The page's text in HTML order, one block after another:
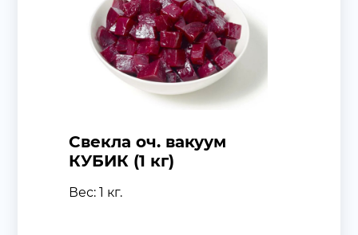
Свекла оч. вакуум
КУБИК (1 кг)
Вес: 1 кг.